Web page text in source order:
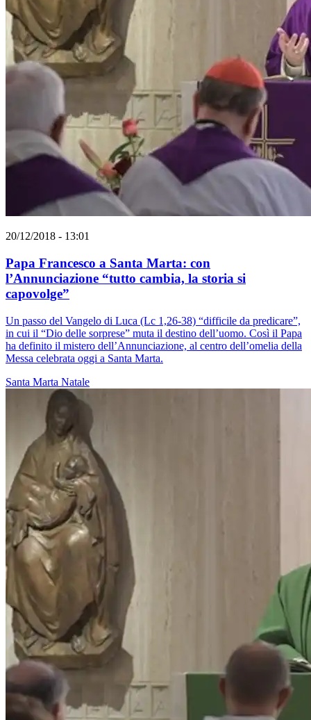
20/12/2018 - 13:01
Papa Francesco a Santa Marta: con
l’Annunciazione “tutto cambia, la storia si
capovolge”
Un passo del Vangelo di Luca (Lc 1,26-38) “difficile da predicare”,
in cui il “Dio delle sorprese” muta il destino dell’uomo. Così il Papa
ha definito il mistero dell’Annunciazione, al centro dell’omelia della
Messa celebrata oggi a Santa Marta.
Santa Marta Natale